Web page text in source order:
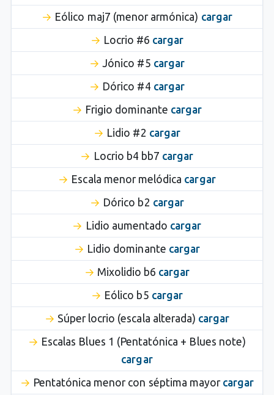
Eólico maj7 (menor armónica) cargar
Locrio #6 cargar
Jónico #5 cargar
Dórico #4 cargar
Frigio dominante cargar
Lidio #2 cargar
Locrio b4 bb7 cargar
Escala menor melódica cargar
Dórico b2 cargar
Lidio aumentado cargar
Lidio dominante cargar
Mixolidio b6 cargar
Eólico b5 cargar
Súper locrio (escala alterada) cargar
Escalas Blues 1 (Pentatónica + Blues note)
cargar
Pentatónica menor con séptima mayor cargar